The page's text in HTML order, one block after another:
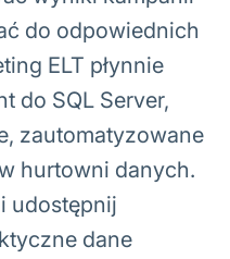
do odpowiednich
ELT płynnie
do SQL Server,
zautomatyzowane
hurtowni danych.
udostępnij
dane